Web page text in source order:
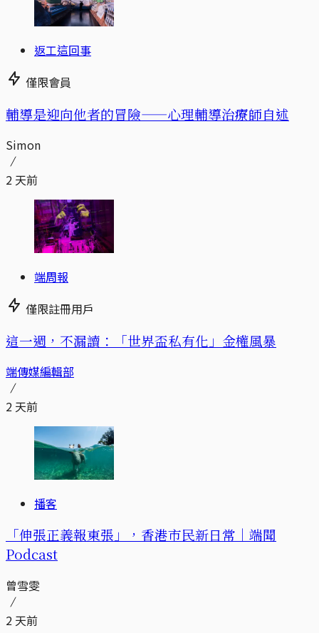
返工這回事
僅限會員
輔導是迎向他者的冒險——心理輔導治療師自述
Simon
2 天前
端周報
僅限註冊用戶
這一週，不漏讀：「世界盃私有化」金權風暴
端傳媒編輯部
2 天前
播客
「伸張正義報東張」，香港市民新日常｜端聞
Podcast
曾雪雯
2 天前